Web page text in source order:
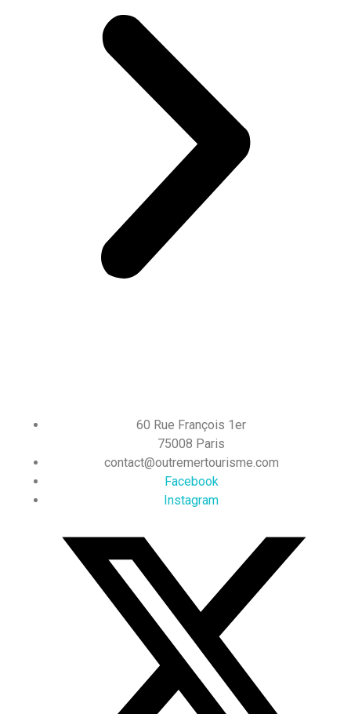
60 Rue François 1er
75008 Paris
contact@outremertourisme.com
Facebook
Instagram